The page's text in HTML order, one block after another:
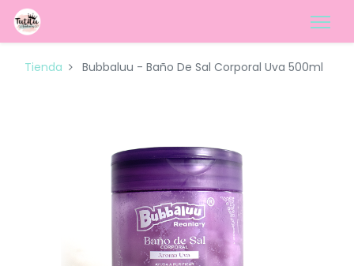
Tienda Bubbaluu - Baño De Sal Corporal Uva 500ml